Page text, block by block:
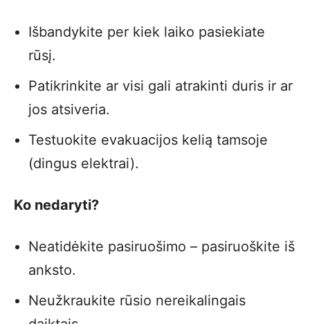
Išbandykite per kiek laiko pasiekiate
rūsį.
Patikrinkite ar visi gali atrakinti duris ir ar
jos atsiveria.
Testuokite evakuacijos kelią tamsoje
(dingus elektrai).
Ko nedaryti?
Neatidėkite pasiruošimo – pasiruoškite iš
anksto.
Neužkraukite rūsio nereikalingais